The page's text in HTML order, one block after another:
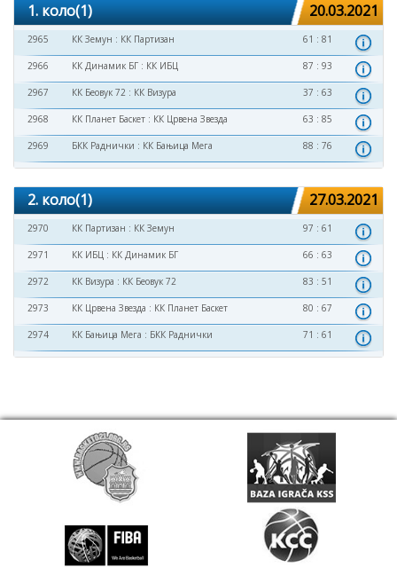
1. коло(1) 20.03.2021
2965 КК Земун : КК Партизан 61 : 81
2966 КК Динамик БГ : КК ИБЦ 87 : 93
2967 КК Беовук 72 : КК Визура 37 : 63
2968 КК Планет Баскет : КК Црвена Звезда 63 : 85
2969 БКК Раднички : КК Бањица Мега 88 : 76
2. коло(1) 27.03.2021
2970 КК Партизан : КК Земун 97 : 61
2971 КК ИБЦ : КК Динамик БГ 66 : 63
2972 КК Визура : КК Беовук 72 83 : 51
2973 КК Црвена Звезда : КК Планет Баскет 80 : 67
2974 КК Бањица Мега : БКК Раднички 71 : 61